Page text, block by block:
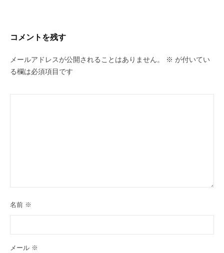
コメントを残す
メールアドレスが公開されることはありません。 ※ が付いてい
る欄は必須項目です
名前 ※
メール ※